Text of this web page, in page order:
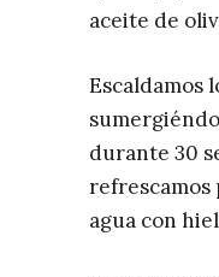
aceite de
Escaldamos
durante 30
refrescamos
agua con